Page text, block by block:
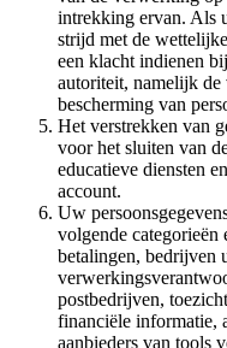
intrekking ervan. Als
strijd met de
een klacht indienen
autoriteit, namelijk
bescherming van
Het verstrekken van
voor het sluiten van
educatieve diensten
account.
Uw
volgende categorieën
betalingen, bedrijven
postbedrijven,
financiële informatie,
aanbieders van tools